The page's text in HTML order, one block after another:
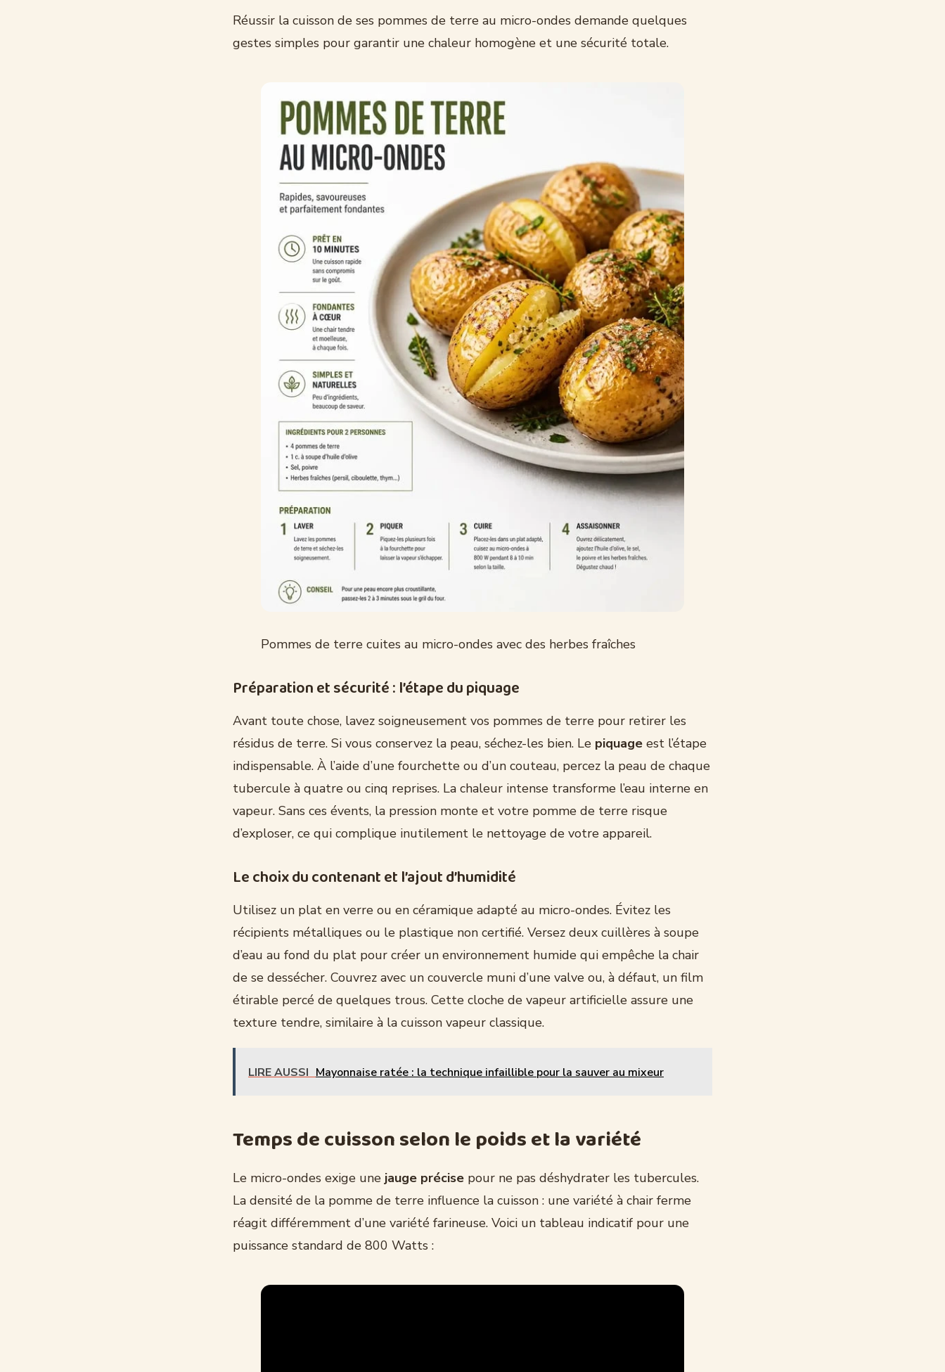
Réussir la cuisson de ses pommes de terre au micro-ondes demande quelques
gestes simples pour garantir une chaleur homogène et une sécurité totale.
Pommes de terre cuites au micro-ondes avec des herbes fraîches
Préparation et sécurité : l’étape du piquage
Avant toute chose, lavez soigneusement vos pommes de terre pour retirer les
résidus de terre. Si vous conservez la peau, séchez-les bien. Le piquage est l’étape
indispensable. À l’aide d’une fourchette ou d’un couteau, percez la peau de chaque
tubercule à quatre ou cinq reprises. La chaleur intense transforme l’eau interne en
vapeur. Sans ces évents, la pression monte et votre pomme de terre risque
d’exploser, ce qui complique inutilement le nettoyage de votre appareil.
Le choix du contenant et l’ajout d’humidité
Utilisez un plat en verre ou en céramique adapté au micro-ondes. Évitez les
récipients métalliques ou le plastique non certifié. Versez deux cuillères à soupe
d’eau au fond du plat pour créer un environnement humide qui empêche la chair
de se dessécher. Couvrez avec un couvercle muni d’une valve ou, à défaut, un film
étirable percé de quelques trous. Cette cloche de vapeur artificielle assure une
texture tendre, similaire à la cuisson vapeur classique.
LIRE AUSSI Mayonnaise ratée : la technique infaillible pour la sauver au mixeur
Temps de cuisson selon le poids et la variété
Le micro-ondes exige une jauge précise pour ne pas déshydrater les tubercules.
La densité de la pomme de terre influence la cuisson : une variété à chair ferme
réagit différemment d’une variété farineuse. Voici un tableau indicatif pour une
puissance standard de 800 Watts :